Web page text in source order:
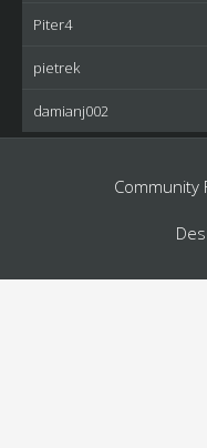
Piter4
pietrek
damianj002
Community